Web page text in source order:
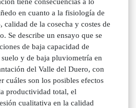
tiene consecuencias a lo
en cuanto a la fisiología de
calidad de la cosecha y costes de
Se describe un ensayo que se
de baja capacidad de
y de baja pluviometría en
del Valle del Duero, con
cuáles son los posibles efectos
productividad total, el
cualitativa en la calidad